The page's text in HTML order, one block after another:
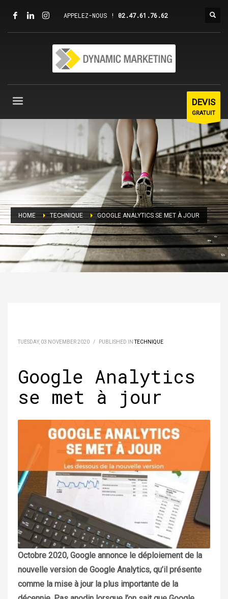
APPELEZ-NOUS ! 02.47.61.76.62
DEVIS
GRATUIT
HOME TECHNIQUE GOOGLE ANALYTICS SE MET À JOUR
TUESDAY, 03 NOVEMBER 2020 / PUBLISHED INTECHNIQUE
Google Analytics
se met à jour
Octobre 2020, Google annonce le déploiement de la
nouvelle version de Google Analytics, qu’il présente
comme la mise à jour la plus importante de la